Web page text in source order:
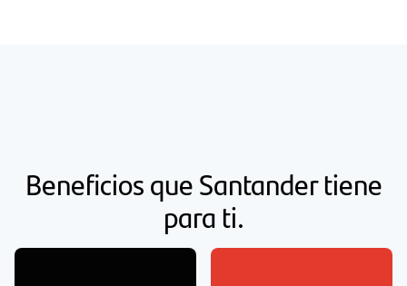
Beneficios que Santander tiene
para ti.